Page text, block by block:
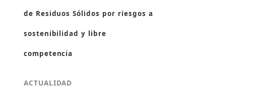
de Residuos Sólidos por riesgos a
sostenibilidad y libre
competencia
ACTUALIDAD